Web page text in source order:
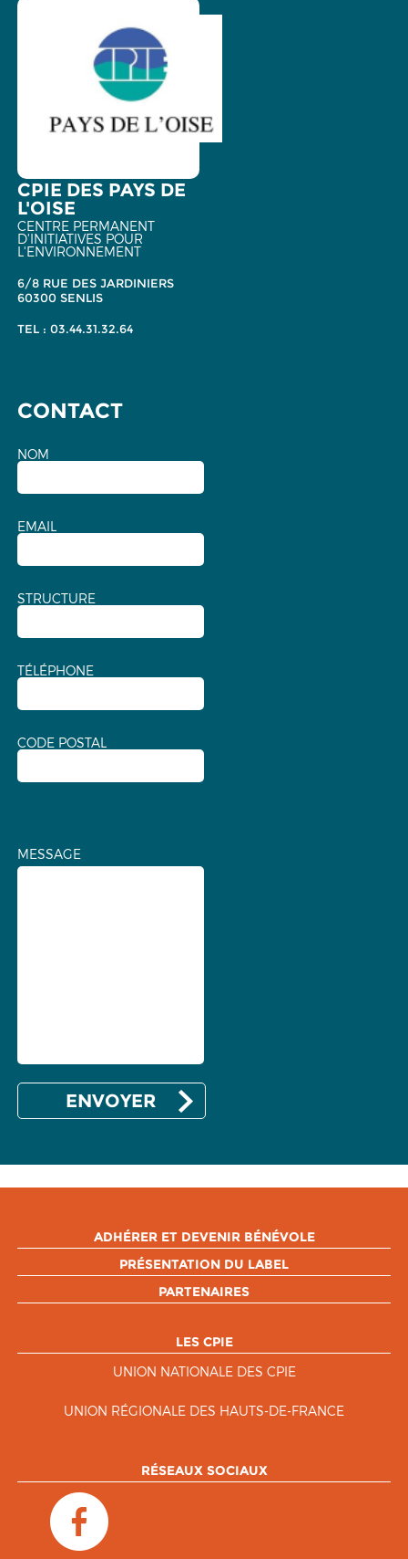
CPIE DES PAYS DE
L'OISE
CENTRE PERMANENT
D'INITIATIVES POUR
L'ENVIRONNEMENT
6/8 RUE DES JARDINIERS
60300 SENLIS
TEL : 03.44.31.32.64
CONTACT
NOM
EMAIL
STRUCTURE
TÉLÉPHONE
CODE POSTAL
MESSAGE
ADHÉRER ET DEVENIR BÉNÉVOLE
PRÉSENTATION DU LABEL
PARTENAIRES
LES CPIE
UNION NATIONALE DES CPIE
UNION RÉGIONALE DES HAUTS-DE-FRANCE
RÉSEAUX SOCIAUX